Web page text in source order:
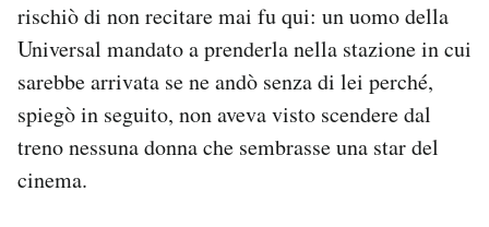
rischiò di non recitare mai fu qui: un uomo della
Universal mandato a prenderla nella stazione in cui
sarebbe arrivata se ne andò senza di lei perché,
spiegò in seguito, non aveva visto scendere dal
treno nessuna donna che sembrasse una star del
cinema.